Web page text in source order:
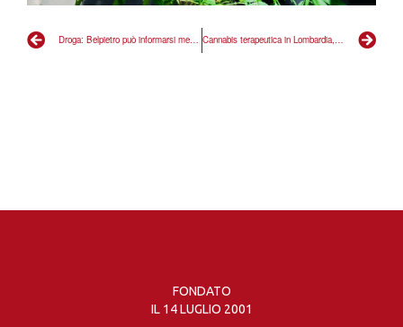
Droga: Belpietro può informarsi meglio leggendo iniziative legalizzazione Radicali Cannabis terapeutica in Lombardia, a più di due anni dalla mozione, ancora silenzio: “Ci sono aziende pronte a investire per la produzione, non si può più ignorare il tema”
FONDATO
IL 14 LUGLIO 2001